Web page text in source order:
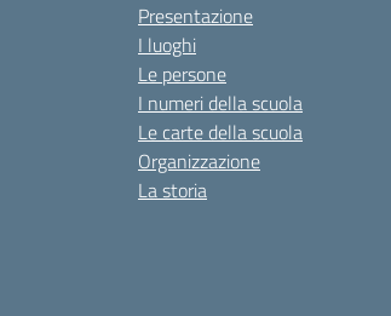
Presentazione
I luoghi
Le persone
I numeri della scuola
Le carte della scuola
Organizzazione
La storia